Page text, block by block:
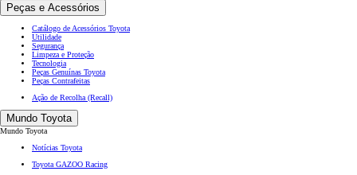
Peças e Acessórios
Catálogo de Acessórios Toyota
Utilidade
Segurança
Limpeza e Proteção
Tecnologia
Peças Genuínas Toyota
Peças Contrafeitas
Ação de Recolha (Recall)
Mundo Toyota
Mundo Toyota
Notícias Toyota
Toyota GAZOO Racing